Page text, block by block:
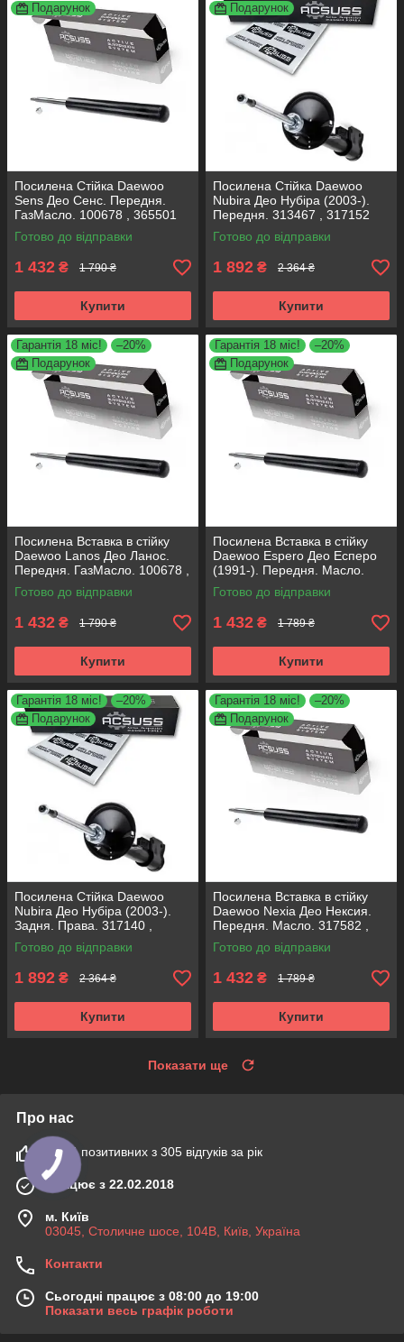
Подарунок
Посилена Стійка Daewoo
Sens Део Сенс. Передня.
ГазМасло. 100678 , 365501
KOREA Аксусс!
Готово до відправки
1 432 ₴ 1 790 ₴
Купити
Подарунок
Посилена Стійка Daewoo
Nubira Део Нубіра (2003-).
Передня. 313467 , 317152
KOREA Аксусс!
Готово до відправки
1 892 ₴ 2 364 ₴
Купити
Гарантія 18 міс!
–20%
Подарунок
Посилена Вставка в стійку
Daewoo Lanos Део Ланос.
Передня. ГазМасло. 100678 ,
365501 KOREA Аксусс!
Готово до відправки
1 432 ₴ 1 790 ₴
Купити
Гарантія 18 міс!
–20%
Подарунок
Посилена Вставка в стійку
Daewoo Espero Део Есперо
(1991-). Передня. Масло.
317582 , 100338 KOREA
Аксусс!
Готово до відправки
1 432 ₴ 1 789 ₴
Купити
Гарантія 18 міс!
–20%
Подарунок
Посилена Стійка Daewoo
Nubira Део Нубіра (2003-).
Задня. Права. 317140 ,
313469 KOREA Аксусс!
Готово до відправки
1 892 ₴ 2 364 ₴
Купити
Гарантія 18 міс!
–20%
Подарунок
Посилена Вставка в стійку
Daewoo Nexia Део Нексия.
Передня. Масло. 317582 ,
100338 KOREA Аксусс!
Готово до відправки
1 432 ₴ 1 789 ₴
Купити
Показати ще
Про нас
100% позитивних з 305 відгуків за рік
Працює з 22.02.2018
м. Київ
03045, Столичне шосе, 104B, Київ, Україна
Контакти
Сьогодні працює з 08:00 до 19:00
Показати весь графік роботи